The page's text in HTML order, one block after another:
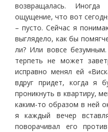
возвращалась.
ощущение, что вот
– пусто. Сейчас я
выглядело, как бы
ли? Или вовсе
терпеть не может
исправно менял ей
вдруг придет, когда я
проникнуть в квартиру,
каким-то образом в ней
я каждый вечер
поворачивал его